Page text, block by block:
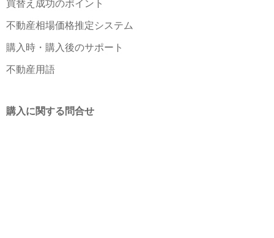
買替え成功のポイント
不動産相場価格推定システム
購入時・購入後のサポート
不動産用語
購入に関する問合せ